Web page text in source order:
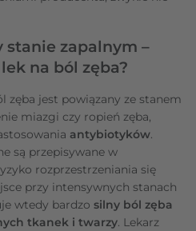
stanie zapalnym –
na ból zęba?
zęba jest powiązany ze stanem
miazgi czy ropień zęba,
antybiotyków.
są przepisywane w
rozprzestrzeniania się
przy intensywnych stanach
wtedy bardzo silny ból zęba
tkanek i twarzy. Lekarz